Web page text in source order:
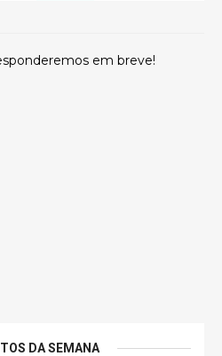
em breve!
DA SEMANA